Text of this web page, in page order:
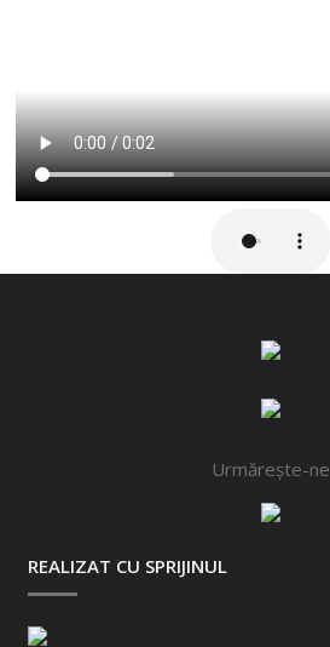
Urmărește-ne
REALIZAT CU SPRIJINUL